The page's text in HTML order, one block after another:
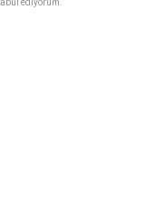
ediyorum.